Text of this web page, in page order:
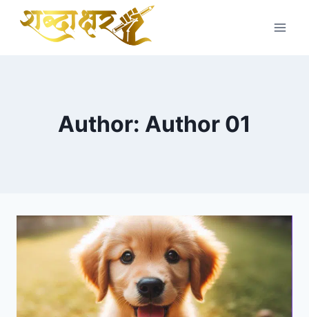
Author: Author 01